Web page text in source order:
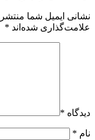
نشانی ایمیل شما
علامت‌گذاری شده‌اند *
دیدگاه *
نام *